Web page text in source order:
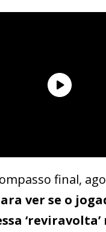
final,
ver se o
‘reviravolta’